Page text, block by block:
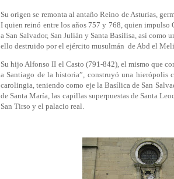
Su origen se remonta al antaño Reino de Asturias,
I quien reinó entre los años 757 y 768, quien impulso
a San Salvador, San Julián y Santa Basilisa, así como
ello destruido por el ejército musulmán de Abd el
Su hijo Alfonso II el Casto (791-842), el mismo que
a Santiago de la historia”, construyó una hierópolis
carolingia, teniendo como eje la Basílica de San
de Santa María, las capillas superpuestas de Santa
San Tirso y el palacio real.